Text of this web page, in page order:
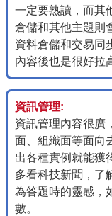
一定要熟讀，而其
倉儲和其他主題則
資料倉儲和交易同
內容後也是很好拉
資訊管理:
資訊管理內容很廣
面、組織面等面向
出各種實例就能獲
多看科技新聞，了
為答題時的靈感，
數。